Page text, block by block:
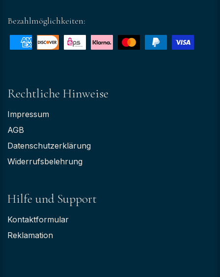
Bezahlmöglichkeiten:
Rechtliche Hinweise
Impressum
AGB
Datenschutzerklärung
Widerrufsbelehrung
Hilfe und Support
Kontaktformular
Reklamation